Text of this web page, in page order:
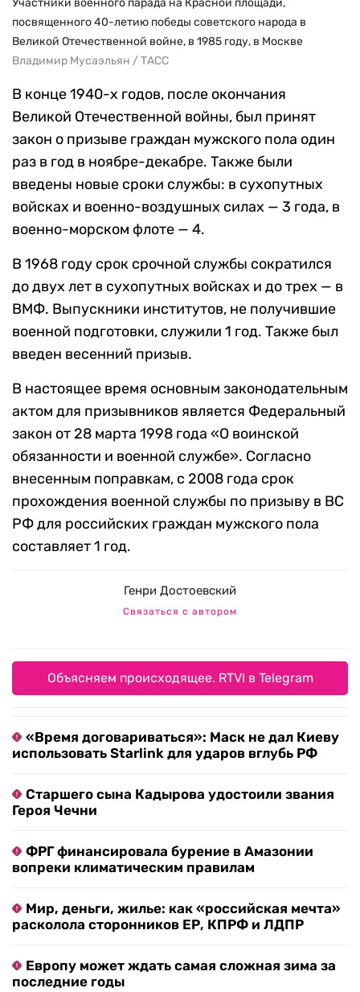
посвященного 40-летию победы советского народа в
Великой Отечественной войне, в 1985 году, в Москве
Владимир Мусаэльян / ТАСС
В конце 1940-х годов, после окончания
Великой Отечественной войны, был принят
закон о призыве граждан мужского пола один
раз в год в ноябре-декабре. Также были
введены новые сроки службы: в сухопутных
войсках и военно-воздушных силах — 3 года, в
военно-морском флоте — 4.
В 1968 году срок срочной службы сократился
до двух лет в сухопутных войсках и до трех — в
ВМФ. Выпускники институтов, не получившие
военной подготовки, служили 1 год. Также был
введен весенний призыв.
В настоящее время основным законодательным
актом для призывников является Федеральный
закон от 28 марта 1998 года «О воинской
обязанности и военной службе». Согласно
внесенным поправкам, с 2008 года срок
прохождения военной службы по призыву в ВС
РФ для российских граждан мужского пола
составляет 1 год.
Генри Достоевский
Связаться с автором
Объясняем происходящее. RTVI в Telegram
«Время договариваться»: Маск не дал Киеву
использовать Starlink для ударов вглубь РФ
Старшего сына Кадырова удостоили звания
Героя Чечни
ФРГ финансировала бурение в Амазонии
вопреки климатическим правилам
Мир, деньги, жилье: как «российская мечта»
расколола сторонников ЕР, КПРФ и ЛДПР
Европу может ждать самая сложная зима за
последние годы